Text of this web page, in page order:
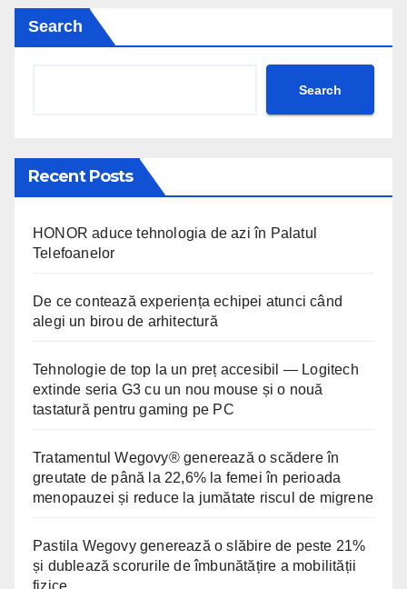
Search
Search
Recent Posts
HONOR aduce tehnologia de azi în Palatul
Telefoanelor
De ce contează experiența echipei atunci când
alegi un birou de arhitectură
Tehnologie de top la un preț accesibil — Logitech
extinde seria G3 cu un nou mouse și o nouă
tastatură pentru gaming pe PC
Tratamentul Wegovy® generează o scădere în
greutate de până la 22,6% la femei în perioada
menopauzei și reduce la jumătate riscul de migrene
Pastila Wegovy generează o slăbire de peste 21%
și dublează scorurile de îmbunătățire a mobilității